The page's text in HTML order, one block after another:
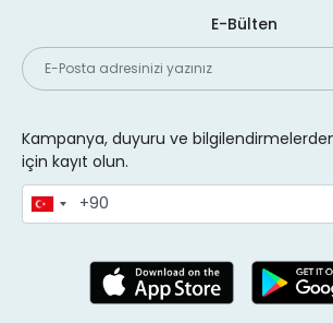
E-Bülten
Kampanya, duyuru ve
için kayıt olun.